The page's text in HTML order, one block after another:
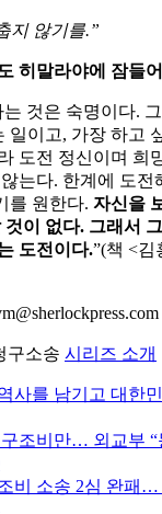
지 않기를.”
히말라야에 잠들
것은 숙명이다.
일이고, 가장 하고
도전 정신이며 희
는다. 한계에 도전
를 원한다. 자신을
이 없다. 그래서
도전이다.”(책 <김
구소송 시리즈 소개
사를 남기고 대한
조비만… 외교부 “
비 소송 2심 완패…